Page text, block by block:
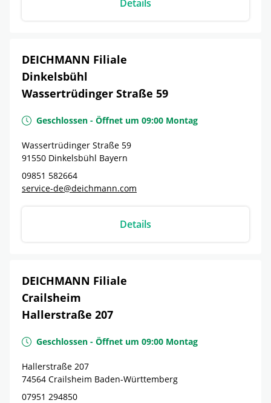
Details
DEICHMANN Filiale
Dinkelsbühl
Wassertrüdinger Straße 59
Geschlossen - Öffnet um 09:00 Montag
Wassertrüdinger Straße 59
91550 Dinkelsbühl Bayern
09851 582664
service-de@deichmann.com
Details
DEICHMANN Filiale
Crailsheim
Hallerstraße 207
Geschlossen - Öffnet um 09:00 Montag
Hallerstraße 207
74564 Crailsheim Baden-Württemberg
07951 294850